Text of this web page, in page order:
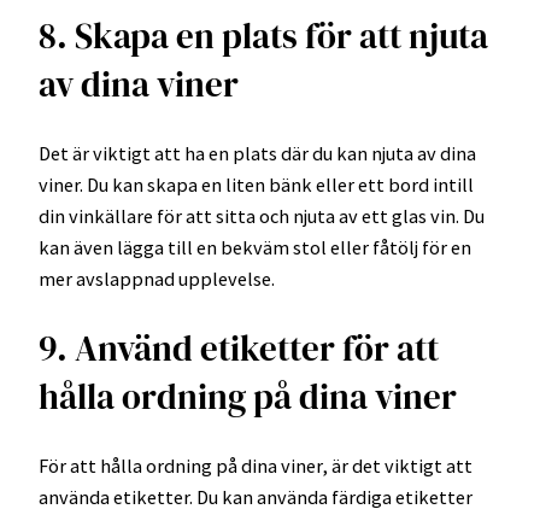
8. Skapa en plats för att njuta
av dina viner
Det är viktigt att ha en plats där du kan njuta av dina
viner. Du kan skapa en liten bänk eller ett bord intill
din vinkällare för att sitta och njuta av ett glas vin. Du
kan även lägga till en bekväm stol eller fåtölj för en
mer avslappnad upplevelse.
9. Använd etiketter för att
hålla ordning på dina viner
För att hålla ordning på dina viner, är det viktigt att
använda etiketter. Du kan använda färdiga etiketter